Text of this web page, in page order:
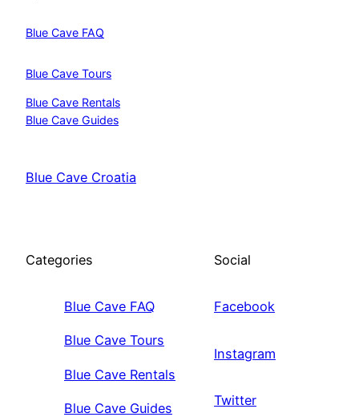
Blue Cave FAQ
Blue Cave Tours
Blue Cave Rentals
Blue Cave Guides
Blue Cave Croatia
Categories
Blue Cave FAQ
Blue Cave Tours
Blue Cave Rentals
Blue Cave Guides
Social
Facebook
Instagram
Twitter